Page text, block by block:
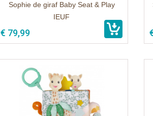
Sophie de giraf Baby Seat & Play
IEUF
€ 79,99